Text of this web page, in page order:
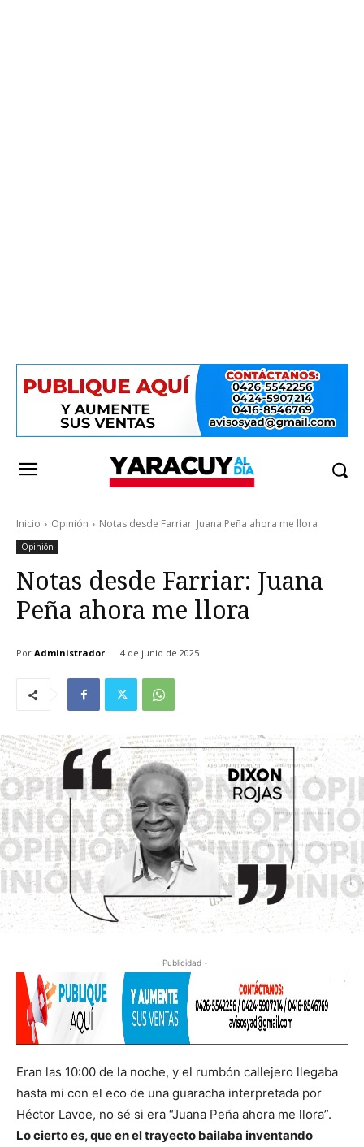
Inicio Opinión Notas desde Farriar: Juana Peña ahora me llora
Opinión
Notas desde Farriar: Juana
Peña ahora me llora
Por Administrador 4 de junio de 2025
- Publicidad -
Eran las 10:00 de la noche, y el rumbón callejero llegaba
hasta mi con el eco de una guaracha interpretada por
Héctor Lavoe, no sé si era “Juana Peña ahora me llora”.
Lo cierto es, que en el trayecto bailaba inventando